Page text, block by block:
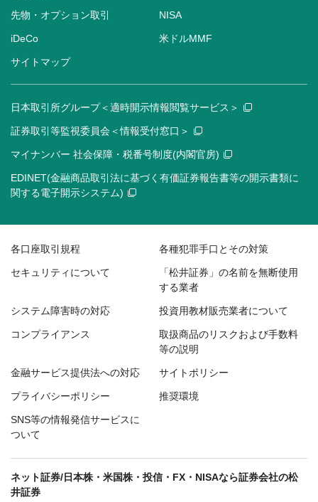
先物・オプション取引 NISA
iDeCo 米ドルMMF
サイトマップ
日本取引所グループ＜適時開示情報閲覧サービス＞
証券取引等監視委員会＜情報受付窓口＞
マイナンバー 社会保障・税番号制度(内閣官房)
EDINET(金融商品取引法に基づく有価証券報告書等の開示書類に
関する電子開示システム)
各口座取引規程 各種犯罪手口とその対策
セキュリティについて
「松井証券」の名前を無断使用
する業者
システム障害時の対応 投資用教材販売業者について
コンプライアンス
取扱商品のリスクおよび手数料
等の説明
金融サービス提供法への対応 サイトポリシー
プライバシーポリシー 推奨環境
SNS等の情報発信サービスに
ついて
ネット証券/日本株・米国株・投信・FX・NISAなら証券会社の松
井証券